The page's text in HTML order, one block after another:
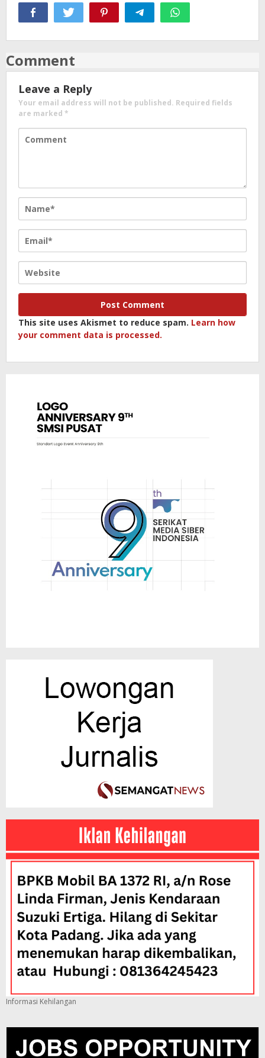
Comment
Leave a Reply
Your email address will not be published. Required fields
are marked *
This site uses Akismet to reduce spam. Learn how
your comment data is processed.
Informasi Kehilangan